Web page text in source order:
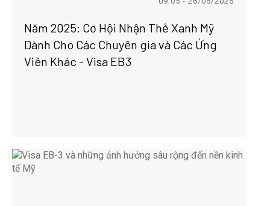
Năm 2025: Cơ Hội Nhận Thẻ Xanh Mỹ
Dành Cho Các Chuyên gia và Các Ứng
Viên Khác - Visa EB3